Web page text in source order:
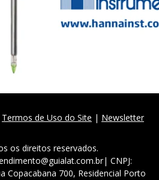
Termos de Uso do Site | Newsletter
os direitos reservados.
CNPJ:
Copacabana 700, Residencial Porto